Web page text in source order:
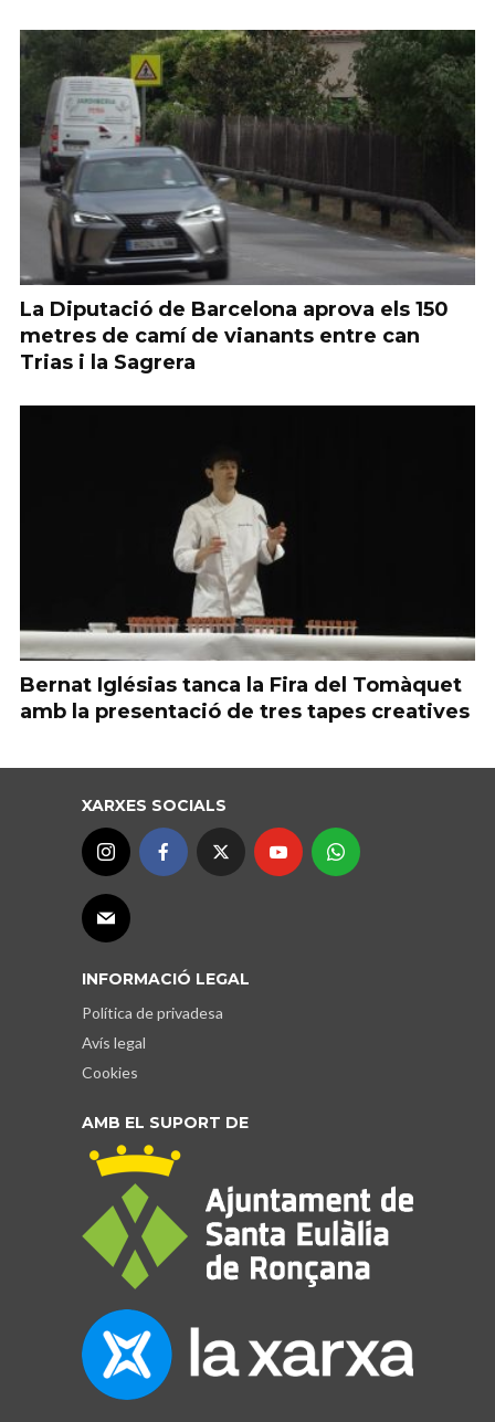
La Diputació de Barcelona aprova els 150
metres de camí de vianants entre can
Trias i la Sagrera
Bernat Iglésias tanca la Fira del Tomàquet
amb la presentació de tres tapes creatives
XARXES SOCIALS
INFORMACIÓ LEGAL
Política de privadesa
Avís legal
Cookies
AMB EL SUPORT DE